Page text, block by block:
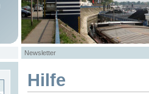
Newsletter
Hilfe